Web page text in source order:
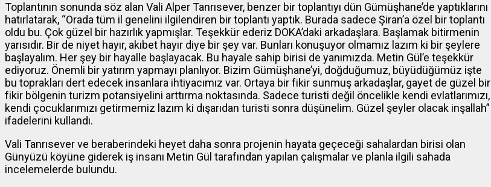
Toplantının sonunda söz alan Vali Alper Tanrısever, benzer bir toplantıyı dün Gümüşhane’de yaptıklarını
hatırlatarak, “Orada tüm il genelini ilgilendiren bir toplantı yaptık. Burada sadece Şiran’a özel bir toplantı
oldu bu. Çok güzel bir hazırlık yapmışlar. Teşekkür ederiz DOKA’daki arkadaşlara. Başlamak bitirmenin
yarısıdır. Bir de niyet hayır, akıbet hayır diye bir şey var. Bunları konuşuyor olmamız lazım ki bir şeylere
başlayalım. Her şey bir hayalle başlayacak. Bu hayale sahip birisi de yanımızda. Metin Gül’e teşekkür
ediyoruz. Önemli bir yatırım yapmayı planlıyor. Bizim Gümüşhane’yi, doğduğumuz, büyüdüğümüz işte
bu toprakları dert edecek insanlara ihtiyacımız var. Ortaya bir fikir sunmuş arkadaşlar, gayet de güzel bir
fikir bölgenin turizm potansiyelini arttırma noktasında. Sadece turisti değil öncelikle kendi evlatlarımızı,
kendi çocuklarımızı getirmemiz lazım ki dışarıdan turisti sonra düşünelim. Güzel şeyler olacak inşallah”
ifadelerini kullandı.
Vali Tanrısever ve beraberindeki heyet daha sonra projenin hayata geçeceği sahalardan birisi olan
Günyüzü köyüne giderek iş insanı Metin Gül tarafından yapılan çalışmalar ve planla ilgili sahada
incelemelerde bulundu.